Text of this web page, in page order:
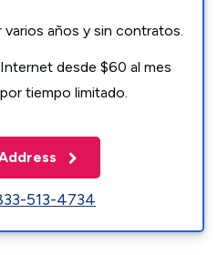
años y sin contratos.
desde $60 al mes
tiempo limitado.
513-4734